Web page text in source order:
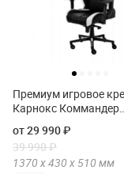
Премиум игровое
Карнокс Коммандер
кресло KARNOX
CR)
от 29 990 ₽
39 990 ₽
1370 х430 х 510 мм